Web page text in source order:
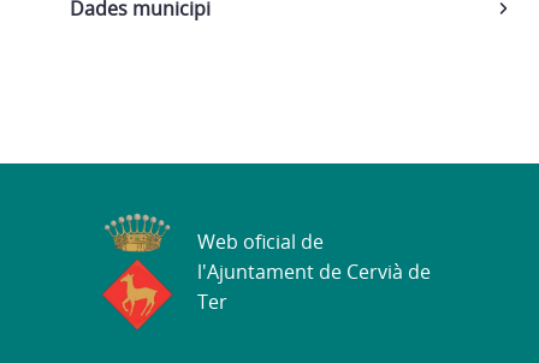
Dades municipi
Web oficial de
l'Ajuntament de Cervià de
Ter